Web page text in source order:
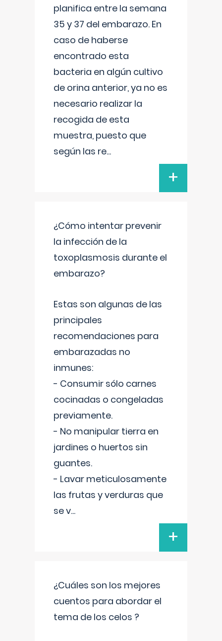
planifica entre la semana
35 y 37 del embarazo. En
caso de haberse
encontrado esta
bacteria en algún cultivo
de orina anterior, ya no es
necesario realizar la
recogida de esta
muestra, puesto que
según las re...
+
¿Cómo intentar prevenir
la infección de la
toxoplasmosis durante el
embarazo?
Estas son algunas de las
principales
recomendaciones para
embarazadas no
inmunes:
- Consumir sólo carnes
cocinadas o congeladas
previamente.
- No manipular tierra en
jardines o huertos sin
guantes.
- Lavar meticulosamente
las frutas y verduras que
se v...
+
¿Cuáles son los mejores
cuentos para abordar el
tema de los celos ?